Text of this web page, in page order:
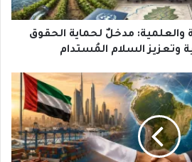
والعلمية: مدخلٌ لحماية الحقوق
وتعزيز السلام المُستدام